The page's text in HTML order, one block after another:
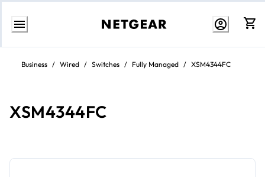
Zum
springen
Business / Wired / Switches / Fully Managed / XSM4344FC
XSM4344FC